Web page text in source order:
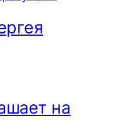
на